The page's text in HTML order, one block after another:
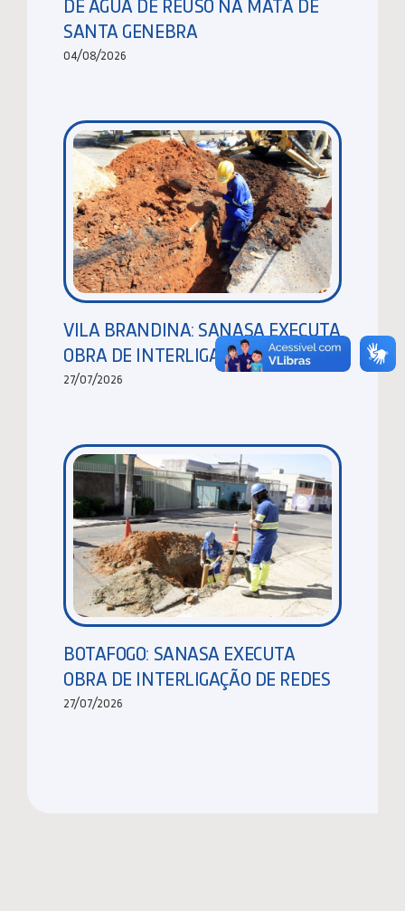
SANTA GENEBRA
04/08/2026
VILA BRANDINA: SANASA EXECUTA
OBRA DE INTERLIGAÇÃO DE REDES
27/07/2026
BOTAFOGO: SANASA EXECUTA
OBRA DE INTERLIGAÇÃO DE REDES
27/07/2026